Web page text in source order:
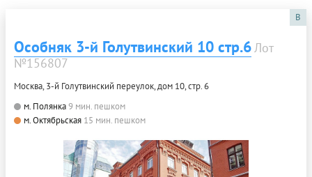
B
Особняк 3-й Голутвинский 10 стр.6Лот
№156807
Москва, 3-й Голутвинский переулок, дом 10, стр. 6
м. Полянка9 мин. пешком
м. Октябрьская 15 мин. пешком